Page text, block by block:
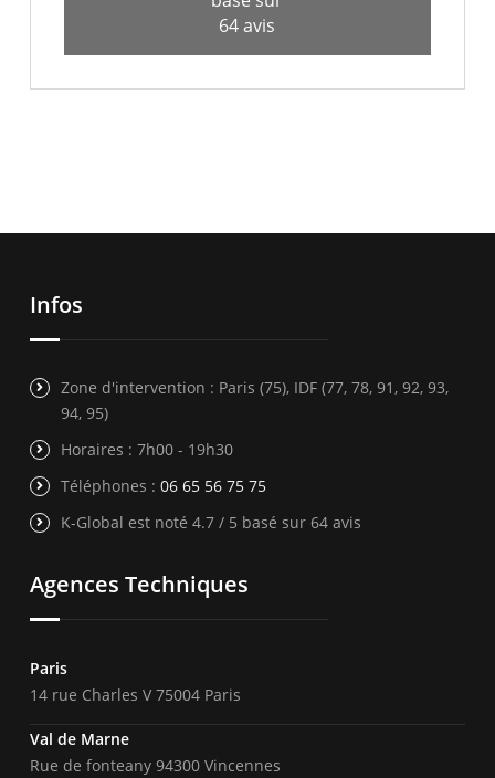
64avis
Infos
Zone d'intervention : Paris (75), IDF (77, 78, 91, 92, 93,
94, 95)
Horaires : 7h00 - 19h30
Téléphones : 06 65 56 75 75
K-Global est noté 4.7 / 5 basé sur 64 avis
Agences Techniques
Paris
14 rue Charles V 75004 Paris
Val de Marne
Rue de fonteany 94300 Vincennes